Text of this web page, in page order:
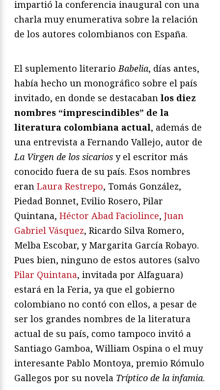
impartió la conferencia inaugural con una
charla muy enumerativa sobre la relación
de los autores colombianos con España.
El suplemento literario Babelia, días antes,
había hecho un monográfico sobre el país
invitado, en donde se destacaban los diez
nombres “imprescindibles” de la
literatura colombiana actual, además de
una entrevista a Fernando Vallejo, autor de
La Virgen de los sicarios y el escritor más
conocido fuera de su país. Esos nombres
eran Laura Restrepo, Tomás González,
Piedad Bonnet, Evilio Rosero, Pilar
Quintana, Héctor Abad Faciolince, Juan
Gabriel Vásquez, Ricardo Silva Romero,
Melba Escobar, y Margarita García Robayo.
Pues bien, ninguno de estos autores (salvo
Pilar Quintana, invitada por Alfaguara)
estará en la Feria, ya que el gobierno
colombiano no contó con ellos, a pesar de
ser los grandes nombres de la literatura
actual de su país, como tampoco invitó a
Santiago Gamboa, William Ospina o el muy
interesante Pablo Montoya, premio Rómulo
Gallegos por su novela Tríptico de la infamia.